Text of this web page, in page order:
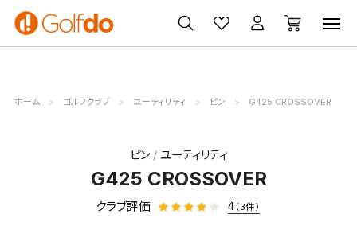
ゴルフ
クラブ
ゴルフ用品
買取
無料査定
クーポン
一覧
ホーム ゴルフクラブ ユーティリティ ピン G425 CROSSOVER
ピン ユーティリティ
G425 CROSSOVER
クラブ評価 4 （3件）